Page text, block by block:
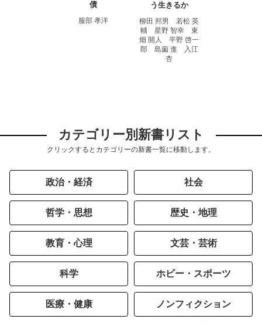
債
服部 孝洋
う生きるか
柳田 邦男 若松 英
輔 星野 智幸 東
畑 開人 平野 啓一
郎 島薗 進 入江
杏
カテゴリー別新書リスト
クリックするとカテゴリーの新書一覧に移動します。
政治・経済 社会
哲学・思想 歴史・地理
教育・心理 文芸・芸術
科学 ホビー・スポーツ
医療・健康 ノンフィクション